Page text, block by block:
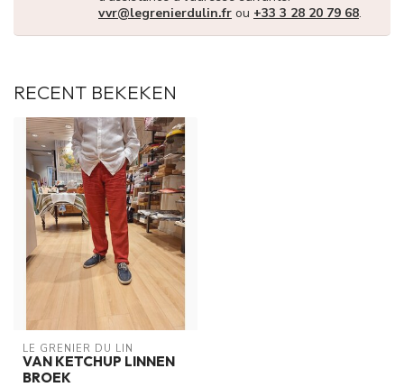
vvr@legrenierdulin.fr ou +33 3 28 20 79 68.
RECENT BEKEKEN
LE GRENIER DU LIN
VAN KETCHUP LINNEN
BROEK